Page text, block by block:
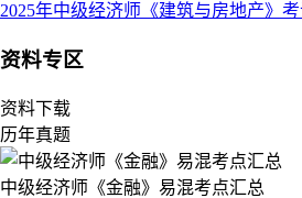
2025年中级经济师《建筑与房地产》考
资料专区
资料下载
历年真题
中级经济师《金融》易混考点汇总